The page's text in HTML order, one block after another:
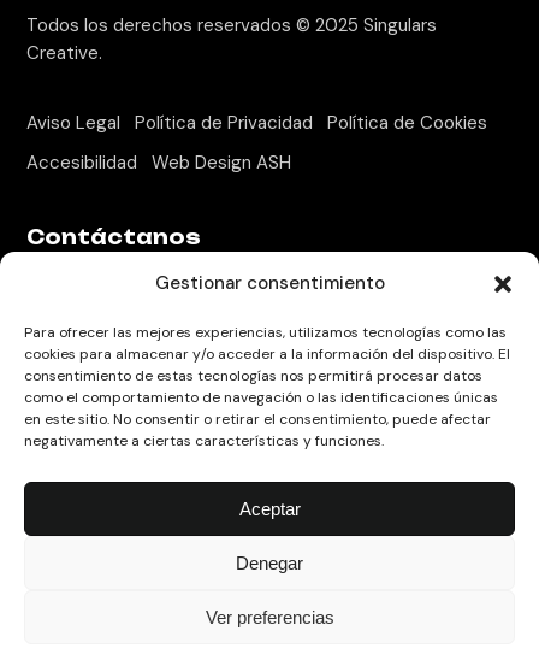
Gestionar consentimiento
Para ofrecer las mejores experiencias, utilizamos tecnologías como las
cookies para almacenar y/o acceder a la información del dispositivo. El
consentimiento de estas tecnologías nos permitirá procesar datos
como el comportamiento de navegación o las identificaciones únicas
en este sitio. No consentir o retirar el consentimiento, puede afectar
negativamente a ciertas características y funciones.
Aceptar
Denegar
Ver preferencias
Todos los derechos reservados © 2025Singulars
Creative.
Aviso Legal Política de Privacidad
Política de Cookies
Accesibilidad
Web Design ASH
Contáctanos
Camí de Valls, 81-87. Puerta 72, Reus
hola@singularscreative.com
Encuéntranos en
ig. li. yt.